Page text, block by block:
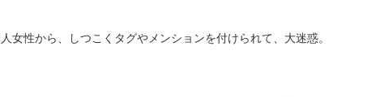
女性から、しつこくタグやメンションを付けられて、大迷惑。